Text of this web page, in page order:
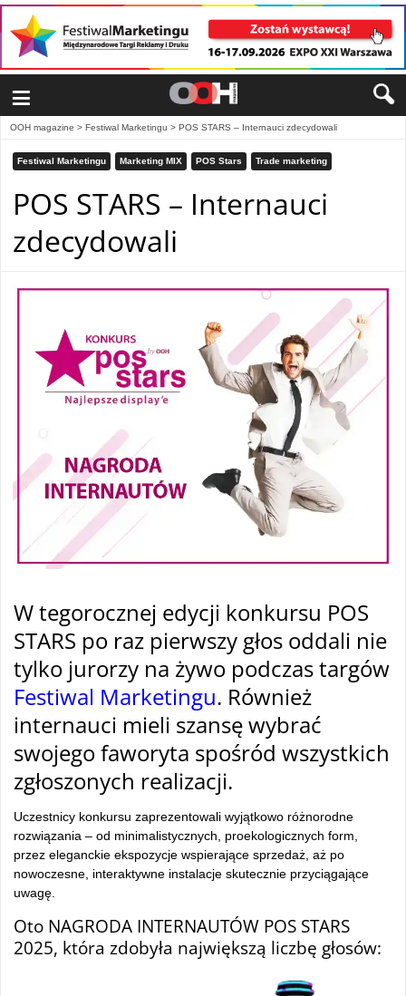
≡
OOH magazine > Festiwal Marketingu > POS STARS – Internauci zdecydowali
Festiwal Marketingu Marketing MIX POS Stars Trade marketing
POS STARS – Internauci
zdecydowali
W tegorocznej edycji konkursu POS
STARS po raz pierwszy głos oddali nie
tylko jurorzy na żywo podczas targów
Festiwal Marketingu. Również
internauci mieli szansę wybrać
swojego faworyta spośród wszystkich
zgłoszonych realizacji.
Uczestnicy konkursu zaprezentowali wyjątkowo różnorodne
rozwiązania – od minimalistycznych, proekologicznych form,
przez eleganckie ekspozycje wspierające sprzedaż, aż po
nowoczesne, interaktywne instalacje skutecznie przyciągające
uwagę.
Oto NAGRODA INTERNAUTÓW POS STARS
2025, która zdobyła największą liczbę głosów: